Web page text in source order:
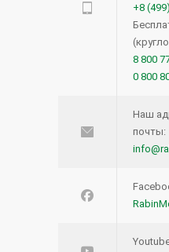
+8
8 800
0 800
Наш
почты: